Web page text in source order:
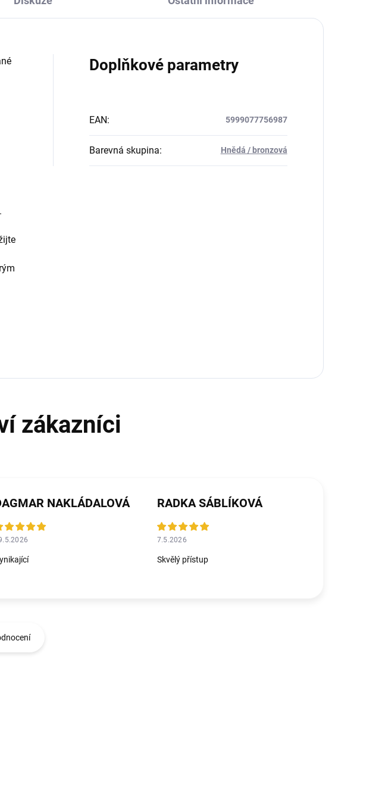
Doplňkové parametry
EAN: 5999077756987
Barevná skupina: Hnědá / bronzová
NAKLÁDALOVÁ RADKA SÁBLÍKOVÁ
7.5.2026
Skvělý přístup